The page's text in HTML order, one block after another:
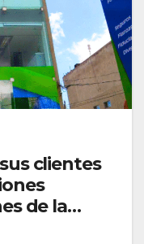
clientes
de la